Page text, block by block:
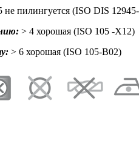
не пилингуется (ISO DIS
> 4 хорошая (ISO 105 -X12)
> 6 хорошая (ISO 105-B02)